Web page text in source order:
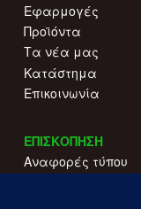
Εφαρμογές
Προϊόντα
Τα νέα μας
Κατάστημα
Επικοινωνία
ΕΠΙΣΚΟΠΗΣΗ
Αναφορές τύπου